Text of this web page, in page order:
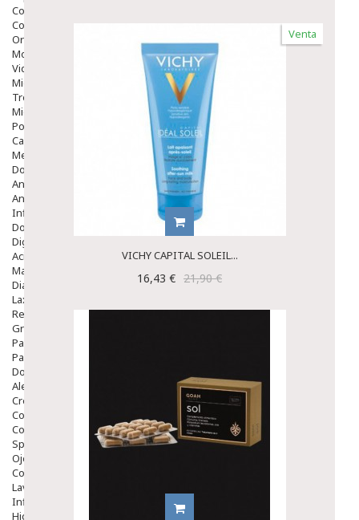
Colirios
Complementos Alimentarios.
Ortopedia - Accesorios
Movilidad
Vida Diaria
Miembro Superior
Tronco
Miembro Inferior
Podología
Calzado
Medicamentos
Dolor E Inflamación
Analgésicos
Anestésicos
Inflamación Articulaciones
Dolor Muscular / Articular
Digestivo
Acidez, Gases Y Ardores
Mala Digestion
Diarrea / Estreñimiento / Vómitos
Laxantes
Resfriados
Gripe Y Resfriados
Para La Tos
Para Descongestionar La Nariz
Dolor De Garganta
Alergias Y Picaduras
Cremas
Comprimidos
Colirios
Sprays
Ojos Y Oidos
Congestión
Lavado Ojos
Inflamación Del Oido (otitis)
Higiene Oido
Venta
VICHY CAPITAL SOLEIL...
16,43 € 21,90 €